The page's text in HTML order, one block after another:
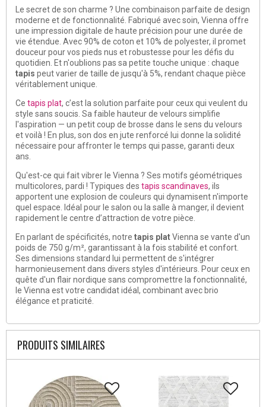
Le secret de son charme ? Une combinaison parfaite de design
moderne et de fonctionnalité. Fabriqué avec soin, Vienna offre
une impression digitale de haute précision pour une durée de
vie étendue. Avec 90% de coton et 10% de polyester, il promet
douceur pour vos pieds nus et robustesse pour les défis du
quotidien. Et n'oublions pas sa petite touche unique : chaque
tapis peut varier de taille de jusqu'à 5%, rendant chaque pièce
véritablement unique.
Ce tapis plat, c’est la solution parfaite pour ceux qui veulent du
style sans soucis. Sa faible hauteur de velours simplifie
l'aspiration — un petit coup de brosse dans le sens du velours
et voilà ! En plus, son dos en jute renforcé lui donne la solidité
nécessaire pour affronter le temps qui passe, garanti deux
ans.
Qu'est-ce qui fait vibrer le Vienna ? Ses motifs géométriques
multicolores, pardi ! Typiques des tapis scandinaves, ils
apportent une explosion de couleurs qui dynamisent n'importe
quel espace. Idéal pour le salon ou la salle à manger, il devient
rapidement le centre d’attraction de votre pièce.
En parlant de spécificités, notre tapis platVienna se vante d'un
poids de 750 g/m², garantissant à la fois stabilité et confort.
Ses dimensions standard lui permettent de s'intégrer
harmonieusement dans divers styles d'intérieurs. Pour ceux en
quête d'un flair nordique sans compromettre la fonctionnalité,
le Vienna est votre candidat idéal, combinant avec brio
élégance et praticité.
PRODUITS SIMILAIRES